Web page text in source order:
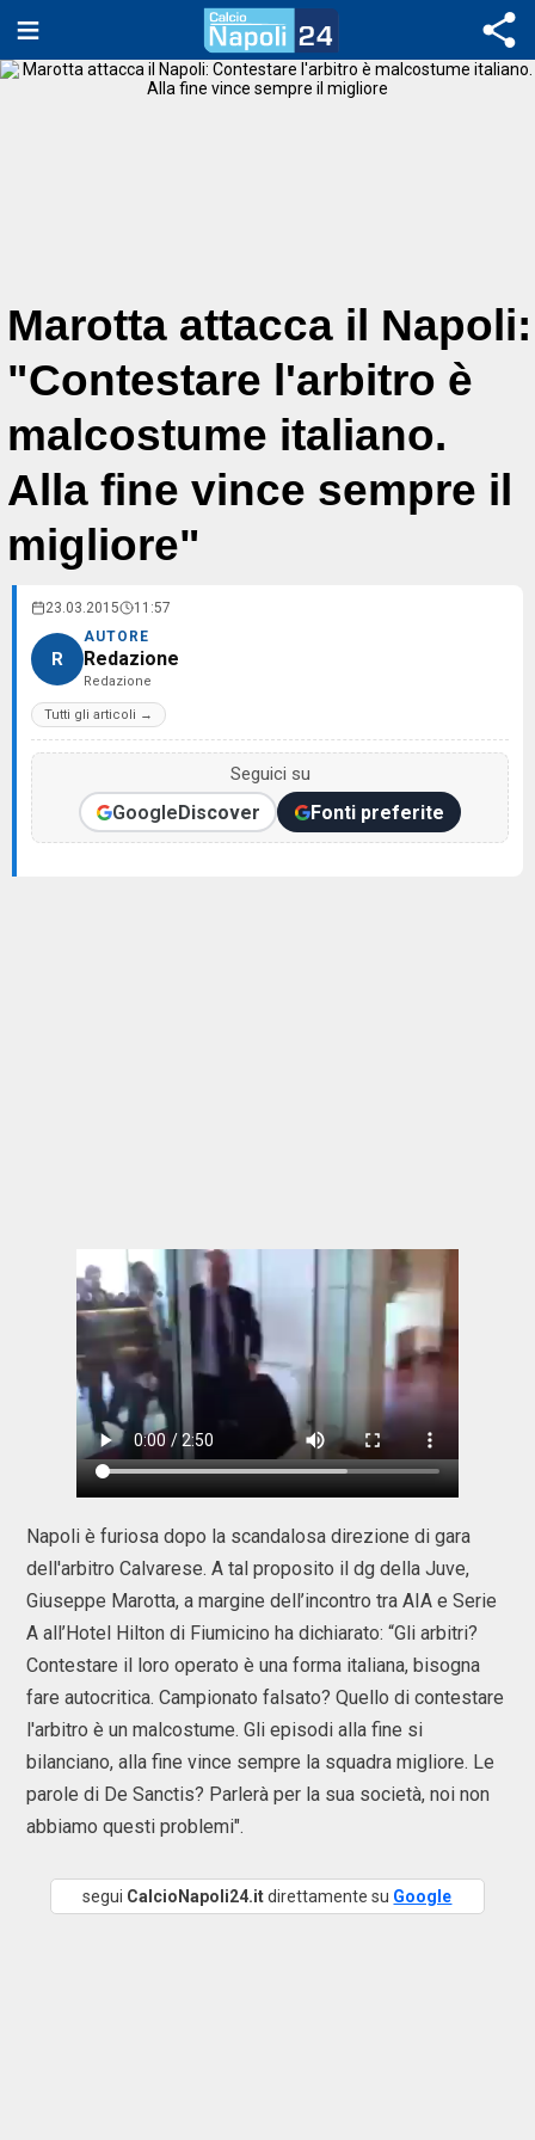
Marotta attacca il Napoli:
"Contestare l'arbitro è
malcostume italiano.
Alla fine vince sempre il
migliore"
23.03.2015 11:57
R
AUTORE
Redazione
Redazione
Tutti gli articoli →
Seguici su
GoogleDiscover Fonti preferite
Napoli è furiosa dopo la scandalosa direzione di gara
dell'arbitro Calvarese. A tal proposito il dg della Juve,
Giuseppe Marotta, a margine dell’incontro tra AIA e Serie
A all’Hotel Hilton di Fiumicino ha dichiarato: “Gli arbitri?
Contestare il loro operato è una forma italiana, bisogna
fare autocritica. Campionato falsato? Quello di contestare
l'arbitro è un malcostume. Gli episodi alla fine si
bilanciano, alla fine vince sempre la squadra migliore. Le
parole di De Sanctis? Parlerà per la sua società, noi non
abbiamo questi problemi".
segui CalcioNapoli24.itdirettamente su Google